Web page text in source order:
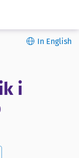
In English
i